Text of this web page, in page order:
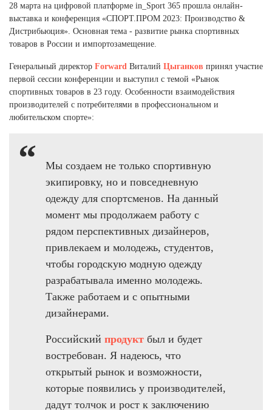
Республика Крым (1)
Республика Татарстан (2)
Ростовская область (2)
Санкт-Петербург и ЛО (3)
Саратовская область (1)
Свердловская область (5)
Северная Осетия (2)
Смоленская область (1)
Томская область (1)
Тульская область (1)
Тюменская область (3)
Ханты-Мансийский автономный округ (3)
Ямало-Ненецкий автономный округ (1)
Ярославская область (1)
28 марта на цифровой платформе in_Sport 365 прошла онлайн-
выставка и конференция «СПОРТ.ПРОМ 2023: Производство &
Дистрибьюция». Основная тема - развитие рынка спортивных
товаров в России и импортозамещение.
Генеральный директор Forward Виталий Цыганков принял участие
первой сессии конференции и выступил с темой «Рынок
спортивных товаров в 23 году. Особенности взаимодействия
производителей с потребителями в профессиональном и
любительском спорте»:
Мы создаем не только спортивную
экипировку, но и повседневную
одежду для спортсменов. На данный
момент мы продолжаем работу с
рядом перспективных дизайнеров,
привлекаем и молодежь, студентов,
чтобы городскую модную одежду
разрабатывала именно молодежь.
Также работаем и с опытными
дизайнерами.
Российский продукт был и будет
востребован. Я надеюсь, что
открытый рынок и возможности,
которые появились у производителей,
дадут толчок и рост к заключению